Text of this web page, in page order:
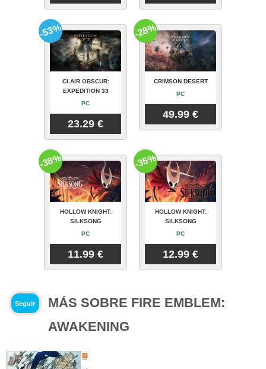
CLAIR OBSCUR:
EXPEDITION 33
PC
23.29 €
-53%
CRIMSON DESERT
PC
49.99 €
-28%
HOLLOW KNIGHT:
SILKSONG
PC
11.99 €
-38%
HOLLOW KNIGHT:
SILKSONG
PC
12.99 €
-35%
Seguir
MÁS SOBRE FIRE EMBLEM:
AWAKENING